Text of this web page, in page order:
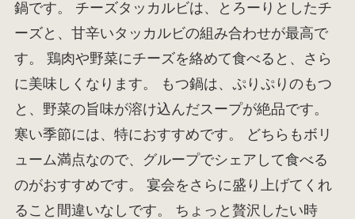
鍋です。 チーズタッカルビは、とろーりとしたチ
ーズと、甘辛いタッカルビの組み合わせが最高で
す。 鶏肉や野菜にチーズを絡めて食べると、さら
に美味しくなります。 もつ鍋は、ぷりぷりのもつ
と、野菜の旨味が溶け込んだスープが絶品です。
寒い季節には、特におすすめです。 どちらもボリ
ューム満点なので、グループでシェアして食べる
のがおすすめです。 宴会をさらに盛り上げてくれ
ること間違いなしです。 ちょっと贅沢したい時